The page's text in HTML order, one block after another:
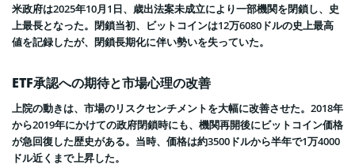
米政府は2025年10月1日、歳出法案未成立により一部機関を閉鎖し、史
上最長となった。閉鎖当初、ビットコインは12万6080ドルの史上最高
値を記録したが、閉鎖長期化に伴い勢いを失っていた。
ETF承認への期待と市場心理の改善
上院の動きは、市場のリスクセンチメントを大幅に改善させた。2018年
から2019年にかけての政府閉鎖時にも、機関再開後にビットコイン価格
が急回復した歴史がある。当時、価格は約3500ドルから半年で1万4000
ドル近くまで上昇した。